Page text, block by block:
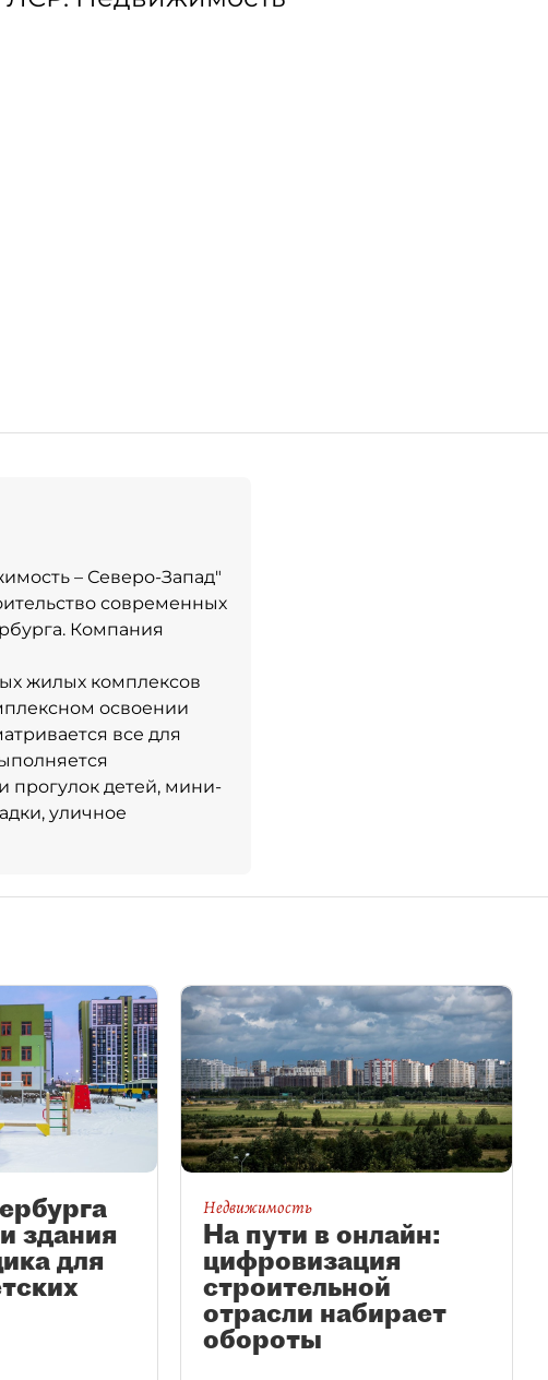
– Северо-Запад"
современных
Компания
жилых комплексов
освоении
все для
прогулок детей, мини-
уличное
здания
для
Недвижимость
На пути в онлайн:
цифровизация
строительной
отрасли набирает
обороты